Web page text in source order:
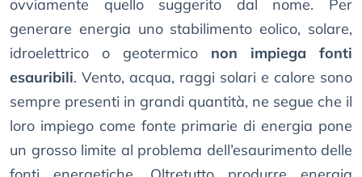
ovviamente quello suggerito dal nome. Per
generare energia uno stabilimento eolico, solare,
idroelettrico o geotermico non impiega fonti
esauribili. Vento, acqua, raggi solari e calore sono
sempre presenti in grandi quantità, ne segue che il
loro impiego come fonte primarie di energia pone
un grosso limite al problema dell’esaurimento delle